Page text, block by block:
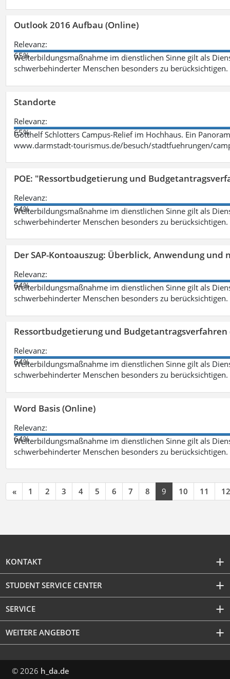
Outlook 2016 Aufbau (Online)
Relevanz:
65%
Weiterbildungsmaßnahme im dienstlichen Sinne gilt als
schwerbehinderter Menschen besonders zu berücksichtigen.
Standorte
Relevanz:
65%
Gotthelf Schlotters Campus-Relief im Hochhaus. Ein
www.darmstadt-tourismus.de/besuch/stadtfuehrungen/
POE: "Ressortbudgetierung und
Relevanz:
64%
Weiterbildungsmaßnahme im dienstlichen Sinne gilt als
schwerbehinderter Menschen besonders zu berücksichtigen.
Der SAP-Kontoauszug: Überblick, Anwendung
Relevanz:
64%
Weiterbildungsmaßnahme im dienstlichen Sinne gilt als
schwerbehinderter Menschen besonders zu berücksichtigen.
Ressortbudgetierung und Budgetantragsverfahren
Relevanz:
64%
Weiterbildungsmaßnahme im dienstlichen Sinne gilt als
schwerbehinderter Menschen besonders zu berücksichtigen.
Word Basis (Online)
Relevanz:
64%
Weiterbildungsmaßnahme im dienstlichen Sinne gilt als
schwerbehinderter Menschen besonders zu berücksichtigen.
« 1 2 3 4 5 6 7 8 9 10 11 12
KONTAKT
STUDENT SERVICE CENTER
SERVICE
WEITERE ANGEBOTE
© 2026 h_da.de